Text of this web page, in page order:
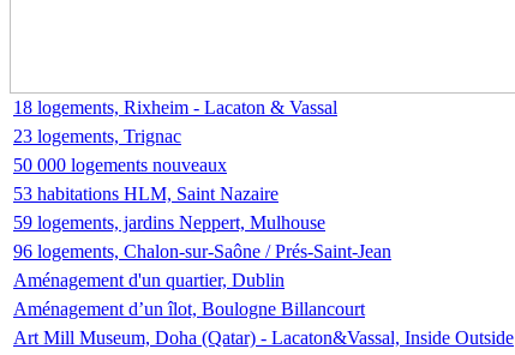
18 logements, Rixheim - Lacaton & Vassal
23 logements, Trignac
50 000 logements nouveaux
53 habitations HLM, Saint Nazaire
59 logements, jardins Neppert, Mulhouse
96 logements, Chalon-sur-Saône / Prés-Saint-Jean
Aménagement d'un quartier, Dublin
Aménagement d’un îlot, Boulogne Billancourt
Art Mill Museum, Doha (Qatar) - Lacaton&Vassal, Inside Outside